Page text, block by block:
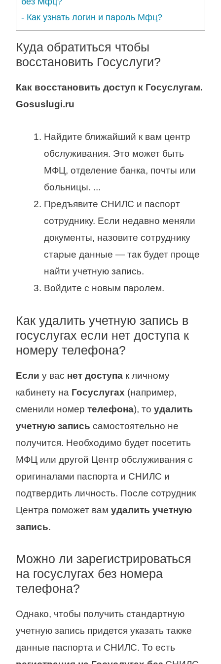
- Как узнать логин и пароль Мфц?
Куда обратиться чтобы
восстановить Госуслуги?
Как восстановить доступ к Госуслугам.
Gosuslugi.ru
Найдите ближайший к вам центр
обслуживания. Это может быть
МФЦ, отделение банка, почты или
больницы. ...
Предъявите СНИЛС и паспорт
сотруднику. Если недавно меняли
документы, назовите сотруднику
старые данные — так будет проще
найти учетную запись.
Войдите с новым паролем.
Как удалить учетную запись в
госуслугах если нет доступа к
номеру телефона?
Если у вас нет доступа к личному
кабинету на Госуслугах (например,
сменили номер телефона), то удалить
учетную запись самостоятельно не
получится. Необходимо будет посетить
МФЦ или другой Центр обслуживания с
оригиналами паспорта и СНИЛС и
подтвердить личность. После сотрудник
Центра поможет вам удалить учетную
запись.
Можно ли зарегистрироваться
на госуслугах без номера
телефона?
Однако, чтобы получить стандартную
учетную запись придется указать также
данные паспорта и СНИЛС. То есть